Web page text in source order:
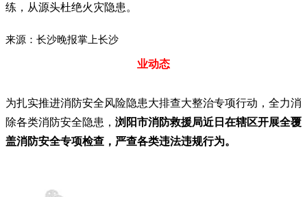
练，从源头杜绝火灾隐患。
来源：长沙晚报掌上长沙
业动态
为扎实推进消防安全风险隐患大排查大整治专项行动，全力消
除各类消防安全隐患， 浏阳市消防救援局近日在辖区开展全覆
盖消防安全专项检查，严查各类违法违规行为。